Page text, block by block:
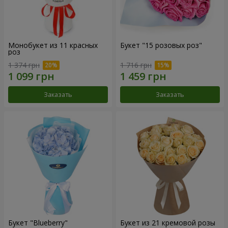
Монобукет из 11 красных
роз
1 374 грн
Заказать
Букет "15 розовых роз"
1 716 грн
Заказать
Букет "Blueberry" Букет из 21 кремовой розы